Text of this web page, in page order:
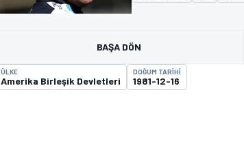
BAŞA DÖN
ÜLKE
Amerika Birleşik Devletleri
DOĞUM TARIHI
1981-12-16